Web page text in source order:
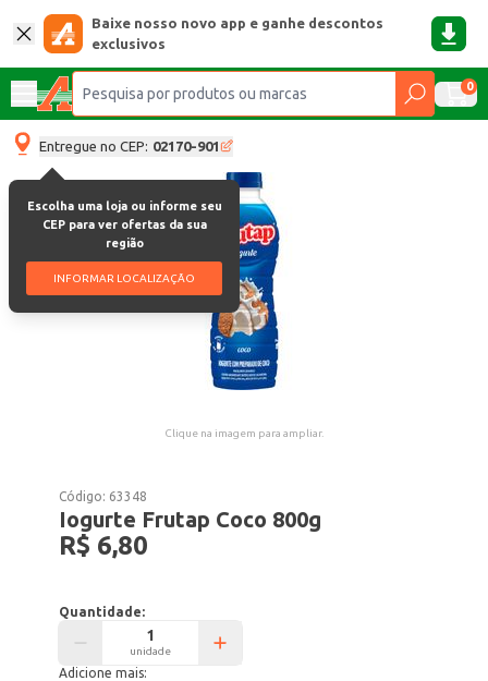
Baixe nosso novo app e ganhe descontos
exclusivos
0
Entregue no CEP: 02170-901
Escolha uma loja ou informe seu
CEP para ver ofertas da sua
região
INFORMAR LOCALIZAÇÃO
Clique na imagem para ampliar.
Código: 63348
Iogurte Frutap Coco 800g
R$ 6,80
Quantidade:
unidade
Adicione mais: